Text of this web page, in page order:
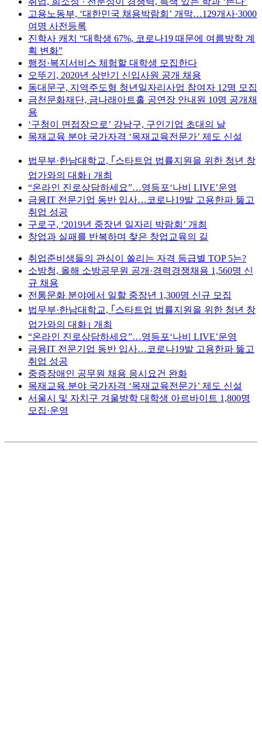
고용노동부, ‘대한민국 채용박람회’ 개막…129개사·3000
여명 사전등록
진학사 캐치 “대학생 67%, 코로나19 때문에 여름방학 계
획 변화”
행정·복지서비스 체험할 대학생 모집한다
오뚜기, 2020년 상반기 신입사원 공개 채용
동대문구, 지역주도형 청년일자리사업 참여자 12명 모집
금천문화재단, 금나래아트홀 공연장 안내원 10명 공개채
용
‘구청이 면접장으로’ 강남구, 구인기업 초대의 날
목재교육 분야 국가자격 ‘목재교육전문가’ 제도 신설
법무부·한남대학교, ｢스타트업 법률지원을 위한 청년 창
업가와의 대화｣ 개최
“온라인 진로상담하세요”…영등포‘나비 LIVE’운영
금융IT 전문기업 동반 입사…코로나19발 고용한파 뚫고
취업 성공
구로구, ‘2019년 중장년 일자리 박람회’ 개최
창업과 실패를 반복하며 찾은 창업교육의 길
취업준비생들의 관심이 쏠리는 자격 등급별 TOP 5는?
소방청, 올해 소방공무원 공개·경력경쟁채용 1,560명 신
규 채용
전통문화 분야에서 일할 중장년 1,300명 신규 모집
법무부·한남대학교, ｢스타트업 법률지원을 위한 청년 창
업가와의 대화｣ 개최
“온라인 진로상담하세요”…영등포‘나비 LIVE’운영
금융IT 전문기업 동반 입사…코로나19발 고용한파 뚫고
취업 성공
중증장애인 공무원 채용 응시요건 완화
목재교육 분야 국가자격 ‘목재교육전문가’ 제도 신설
서울시 및 자치구 겨울방학 대학생 아르바이트 1,800명
모집·운영